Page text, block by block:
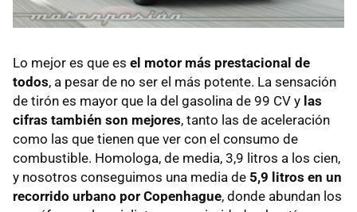
Lo mejor es que es el motor más prestacional de
todos, a pesar de no ser el más potente. La sensación
de tirón es mayor que la del gasolina de 99 CV y las
cifras también son mejores, tanto las de aceleración
como las que tienen que ver con el consumo de
combustible. Homologa, de media, 3,9 litros a los cien,
y nosotros conseguimos una media de 5,9 litros en un
recorrido urbano por Copenhague, donde abundan los